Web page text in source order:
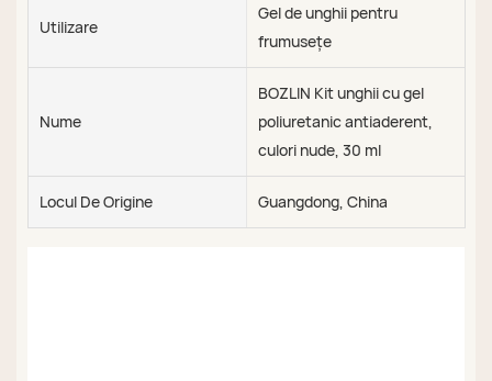
Utilizare
Gel de unghii pentru
frumusețe
Nume
BOZLIN Kit unghii cu gel
poliuretanic antiaderent,
culori nude, 30 ml
Locul De Origine Guangdong, China